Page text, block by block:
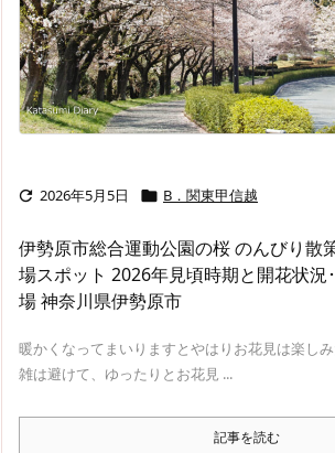
 2026年5月5日  B．関東甲信越
伊勢原市総合運動公園の桜 のんびり散
場スポット 2026年見頃時期と開花状況
場 神奈川県伊勢原市
暖かくなってまいりますとやはりお花見は楽し
雑は避けて、ゆったりとお花見 ...
記事を読む